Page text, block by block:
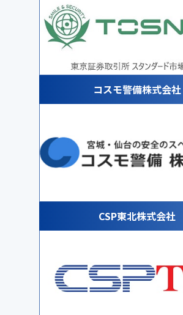
コスモ警備株式会社
CSP東北株式会社